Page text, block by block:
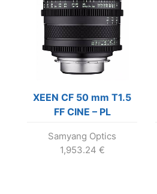
XEEN CF 50 mm T1.5
FF CINE – PL
Samyang Optics
1,953.24 €